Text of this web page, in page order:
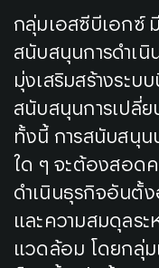
กลุ่มเอสซีบีเอกซ์
สนับสนุนการดำเนิ
มุ่งเสริมสร้างระบ
สนับสนุนการเปลี่
ทั้งนี้ การสนับสนุน
ใด ๆ จะต้องสอด
ดำเนินธุรกิจอันตั้
และความสมดุลระ
แวดล้อม โดยกลุ่ม